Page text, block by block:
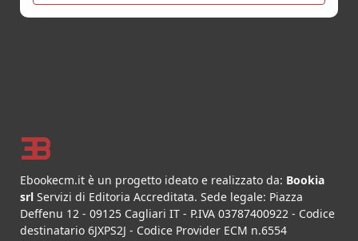
Ebookecm.it è un progetto ideato e realizzato da: Bookia
srl Servizi di Editoria Accreditata. Sede legale: Piazza
Deffenu 12 - 09125 Cagliari IT - P.IVA 03787400922 - Codice
destinatario 6JXPS2J - Codice Provider ECM n.6554